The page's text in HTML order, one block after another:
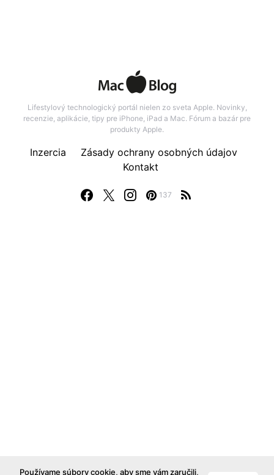
Lifestylový technologický portál nielen zo sveta Apple. Novinky,
recenzie, aplikácie, tipy pre iPhone, iPad a Mac. Fórum a bazár pre
produkty Apple.
137
Inzercia
Zásady ochrany osobných údajov
Kontakt
Používame súbory cookie, aby sme vám zaručili,